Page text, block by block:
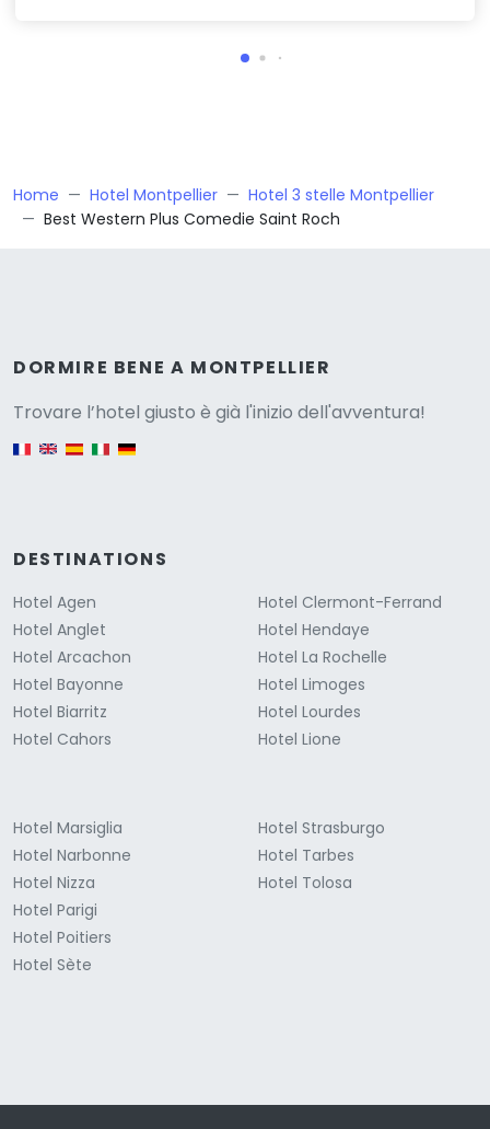
Home Hotel Montpellier
Hotel 3 stelle Montpellier
Best Western Plus Comedie Saint Roch
DORMIRE BENE A MONTPELLIER
Trovare l’hotel giusto è già l'inizio dell'avventura!
English version
DESTINATIONS
Hotel Agen
Hotel Anglet
Hotel Arcachon
Hotel Bayonne
Hotel Biarritz
Hotel Cahors
Hotel Clermont-Ferrand
Hotel Hendaye
Hotel La Rochelle
Hotel Limoges
Hotel Lourdes
Hotel Lione
Hotel Marsiglia
Hotel Narbonne
Hotel Nizza
Hotel Parigi
Hotel Poitiers
Hotel Sète
Hotel Strasburgo
Hotel Tarbes
Hotel Tolosa